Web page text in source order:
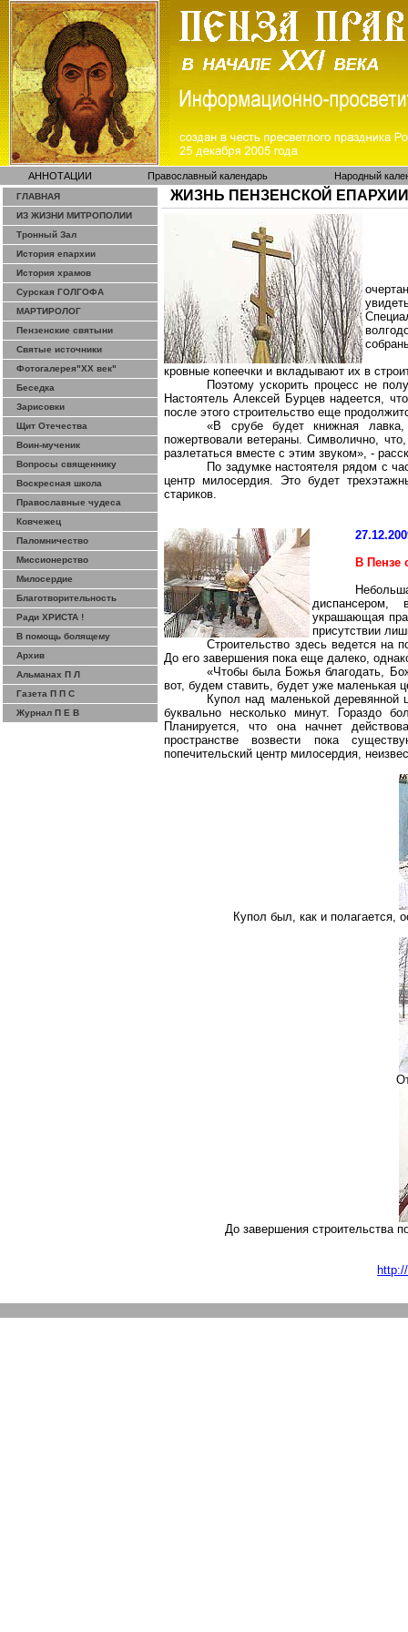
АННОТАЦИИ Православный календарь Народный
ГЛАВНАЯ
ИЗ ЖИЗНИ МИТРОПОЛИИ
Тронный Зал
История епархии
История храмов
Сурская ГОЛГОФА
МАРТИРОЛОГ
Пензенские святыни
Святые источники
Фотогалерея"ХХ век"
Беседка
Зарисовки
Щит Отечества
Воин-мученик
Вопросы священнику
Воскресная школа
Православные чудеса
Ковчежец
Паломничество
Миссионерство
Милосердие
Благотворительность
Ради ХРИСТА !
В помощь болящему
Архив
Альманах П Л
Газета П П С
Журнал П Е В
ЖИЗНЬ ПЕНЗЕНСКОЙ ЕПАРХИИ
кровные копеечки и вкладывают их в
Поэтому ускорить процесс не
Настоятель Алексей Бурцев надеется,
после этого строительство еще
«В срубе будет книжная
пожертвовали ветераны. Символично,
разлетаться вместе с этим звуком», -
По задумке настоятеля рядом с
центр милосердия. Это будет
стариков.
В Пензе
диспансером,
украшающая
присутствии
Строительство здесь ведется на
До его завершения пока еще далеко,
«Чтобы была Божья благодать,
вот, будем ставить, будет уже маленькая
Купол над маленькой деревянной
буквально несколько минут. Гораздо
Планируется, что она начнет
пространстве возвести пока
попечительский центр милосердия,
Купол был, как и полагается,
До завершения строительства